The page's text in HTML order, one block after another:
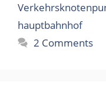
hauptbahnhof
2 Comments